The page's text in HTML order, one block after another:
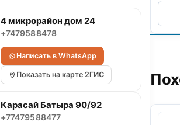
4 микрорайон дом 24
+7479588478
Написать в WhatsApp
Показать на карте 2ГИС
Карасай Батыра 90/92
+77479588477